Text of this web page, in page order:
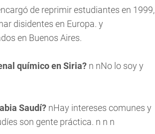
de reprimir estudiantes en 1999,
disidentes en Europa. y
en Buenos Aires.
químico en Siria? n nNo lo soy y
Saudí? nHay intereses comunes y
son gente práctica. n n n